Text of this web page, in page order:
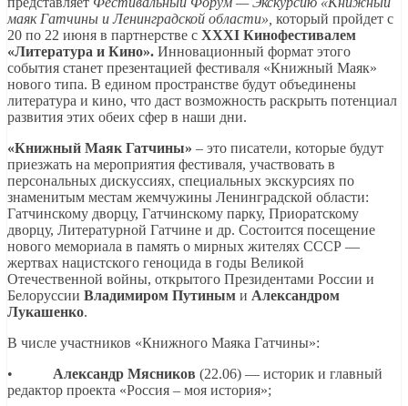
маяк Гатчины и Ленинградской области», который пройдет с
20 по 22 июня в партнерстве с XXXI Кинофестивалем
«Литература и Кино». Инновационный формат этого
события станет презентацией фестиваля «Книжный Маяк»
нового типа. В едином пространстве будут объединены
литература и кино, что даст возможность раскрыть потенциал
развития этих обеих сфер в наши дни.
«Книжный Маяк Гатчины» – это писатели, которые будут
приезжать на мероприятия фестиваля, участвовать в
персональных дискуссиях, специальных экскурсиях по
знаменитым местам жемчужины Ленинградской области:
Гатчинскому дворцу, Гатчинскому парку, Приоратскому
дворцу, Литературной Гатчине и др. Состоится посещение
нового мемориала в память о мирных жителях СССР —
жертвах нацистского геноцида в годы Великой
Отечественной войны, открытого Президентами России и
Белоруссии Владимиром Путиным и Александром
Лукашенко.
В числе участников «Книжного Маяка Гатчины»:
• Александр Мясников (22.06) — историк и главный
редактор проекта «Россия – моя история»;